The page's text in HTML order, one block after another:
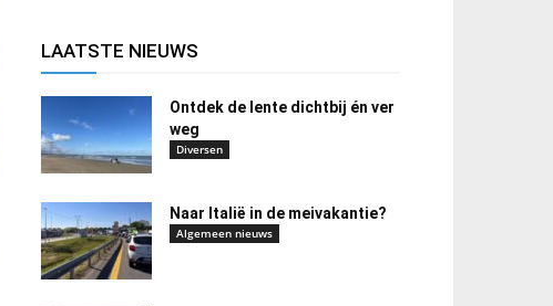
LAATSTE NIEUWS
Ontdek de lente dichtbij én ver
weg
Diversen
Naar Italië in de meivakantie?
Algemeen nieuws